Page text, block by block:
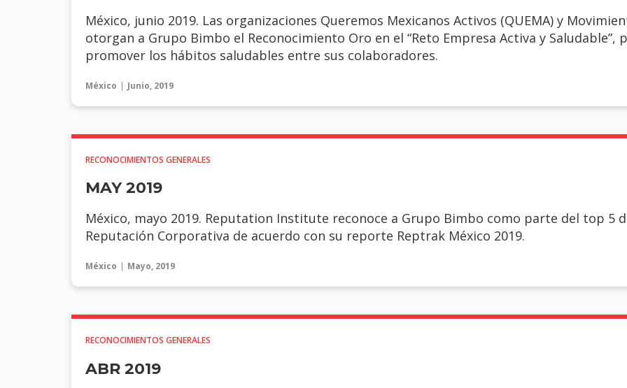
México, junio 2019. Las organizaciones Queremos Mexicanos Activos (QUEMA) y
otorgan a Grupo Bimbo el Reconocimiento Oro en el “Reto Empresa Activa y Saludable”,
promover los hábitos saludables entre sus colaboradores.
México Junio, 2019
RECONOCIMIENTOS GENERALES
MAY 2019
México, mayo 2019. Reputation Institute reconoce a Grupo Bimbo como parte del top 5
Reputación Corporativa de acuerdo con su reporte Reptrak México 2019.
México Mayo, 2019
RECONOCIMIENTOS GENERALES
ABR 2019